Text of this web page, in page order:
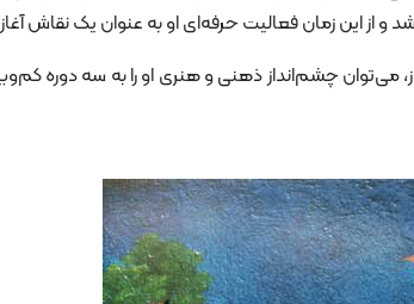
و از این زمان فعالیت حرفه‌ای او به عنوان یک نقاش
می‌توان چشم‌انداز ذهنی و هنری او را به سه